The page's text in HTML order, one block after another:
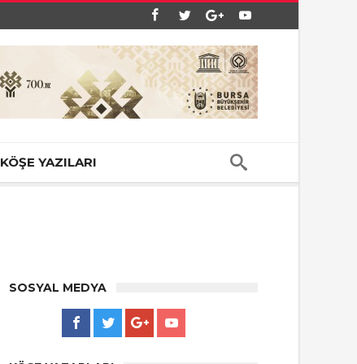
KÖŞE YAZILARI
SOSYAL MEDYA